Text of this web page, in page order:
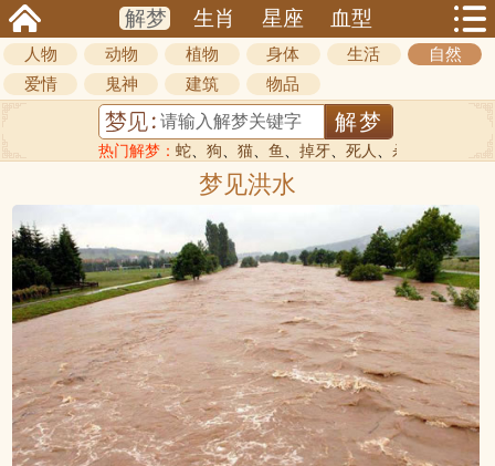
解梦 生肖 星座 血型
人物 动物 植物 身体 生活
自然
爱情
鬼神 建筑 物品
热门解梦： 蛇、 狗、 猫、 鱼 、 掉牙、 死人 、 杀人
梦见洪水